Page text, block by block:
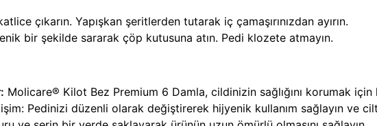
çıkarın. Yapışkan şeritlerden tutarak iç çamaşırınızdan ayırın.
bir şekilde sararak çöp kutusuna atın. Pedi klozete atmayın.
Molicare® Kilot Bez Premium 6 Damla, cildinizin sağlığını korumak
Pedinizi düzenli olarak değiştirerek hijyenik kullanım sağlayın ve